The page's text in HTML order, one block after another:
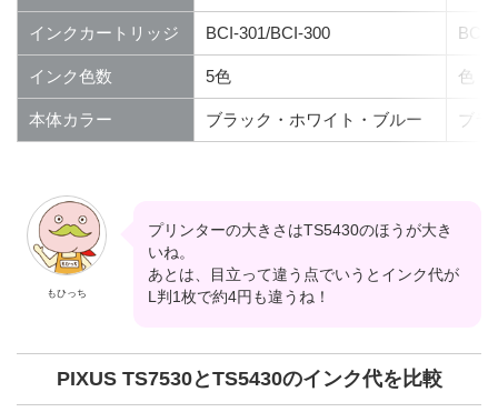
インクカートリッジ BCI-301/BCI-300 BC-
インク色数 5色 色
本体カラー ブラック・ホワイト・ブルー ブラ
もひっち
プリンターの大きさはTS5430のほうが大き
いね。
あとは、目立って違う点でいうとインク代が
L判1枚で約4円も違うね！
PIXUS TS7530とTS5430のインク代を比較